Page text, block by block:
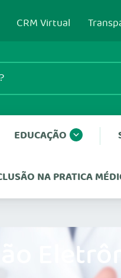
CRM Virtual
EDUCAÇÃO
NA PRATICA